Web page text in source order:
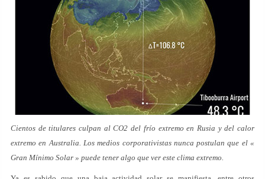
Cientos de titulares culpan al CO2 del frío extremo en Rusia y del calor
extremo en Australia. Los medios corporativistas nunca postulan que el «
Gran Mínimo Solar » puede tener algo que ver este clima extremo.